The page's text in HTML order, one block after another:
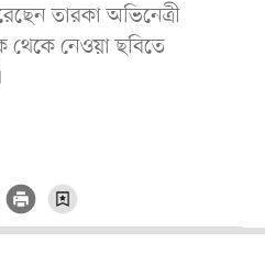
তারকা অভিনেত্রী
নেওয়া ছবিতে